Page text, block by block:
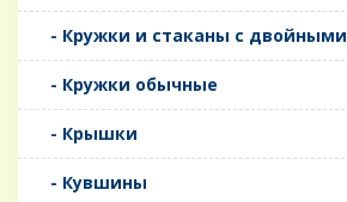
- Кружки и стаканы с
- Кружки обычные
- Крышки
- Кувшины